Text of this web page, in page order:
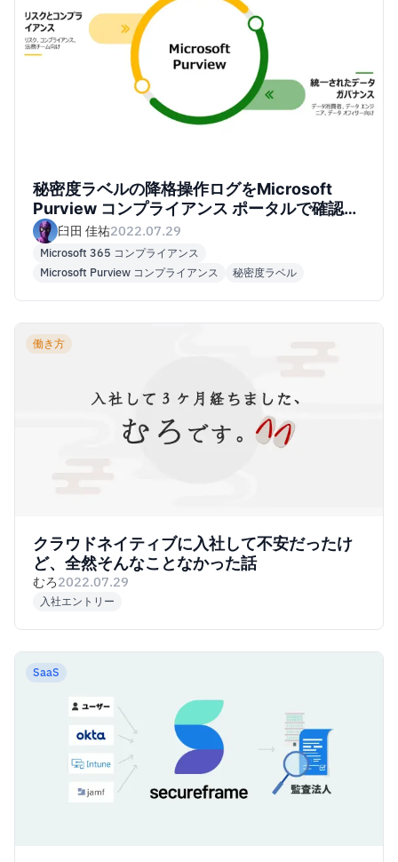
秘密度ラベルの降格操作ログをMicrosoft
Purview コンプライアンス ポータルで確認し
てみた臼田 佳祐2022.07.29
Microsoft 365 コンプライアンス
Microsoft Purview コンプライアンス
秘密度ラベル
働き方
クラウドネイティブに入社して不安だったけ
ど、全然そんなことなかった話
むろ2022.07.29
入社エントリー
SaaS